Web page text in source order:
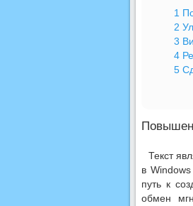
1
2
3
4
5
Текст
в
путь к
обмен